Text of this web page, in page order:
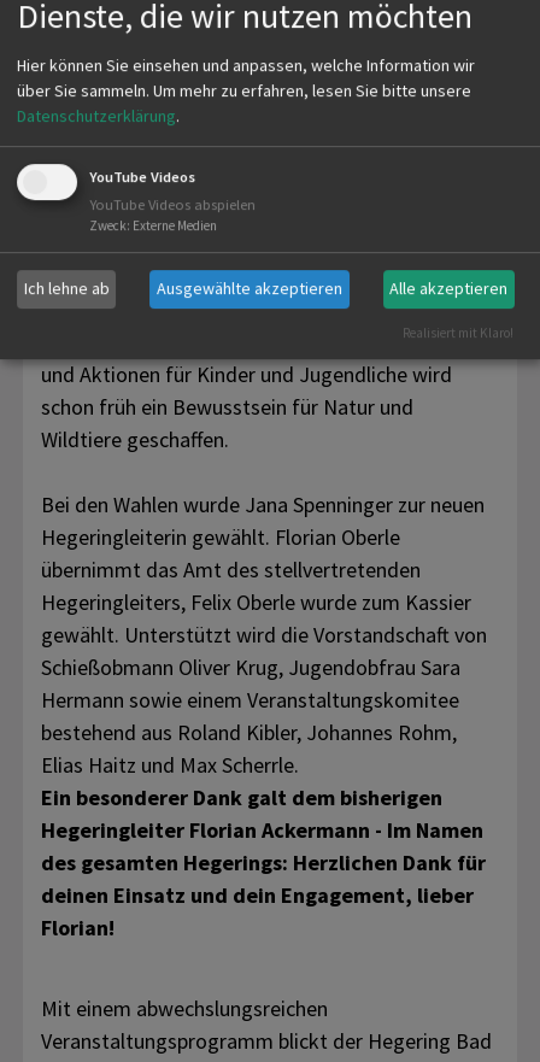
Ein besonderes Anliegen bleibt die Kitzrettung: Mit
großem ehrenamtlichem Einsatz konnten auch im
vergangenen Jahr wieder über 100 Rehkitze auf
den Wiesen rund um Bad Schussenried vor dem
Mähtod bewahrt werden. Dieses Engagement
verdeutlicht die enge Zusammenarbeit von
Jägerschaft und Landwirtschaft in der Region.
Auch die Jugendarbeit hat weiterhin einen hohen
Stellenwert. Mit Waldtagen, Ferienprogrammen
und Aktionen für Kinder und Jugendliche wird
schon früh ein Bewusstsein für Natur und
Wildtiere geschaffen.
Bei den Wahlen wurde Jana Spenninger zur neuen
Hegeringleiterin gewählt. Florian Oberle
übernimmt das Amt des stellvertretenden
Hegeringleiters, Felix Oberle wurde zum Kassier
gewählt. Unterstützt wird die Vorstandschaft von
Schießobmann Oliver Krug, Jugendobfrau Sara
Hermann sowie einem Veranstaltungskomitee
bestehend aus Roland Kibler, Johannes Rohm,
Elias Haitz und Max Scherrle.
Ein besonderer Dank galt dem bisherigen
Hegeringleiter Florian Ackermann - Im Namen
des gesamten Hegerings: Herzlichen Dank für
deinen Einsatz und dein Engagement, lieber
Florian!
Mit einem abwechslungsreichen
Veranstaltungsprogramm blickt der Hegering Bad
Dienste, die wir nutzen möchten
Hier können Sie einsehen und anpassen, welche Information wir
über Sie sammeln. Um mehr zu erfahren, lesen Sie bitte unsere
Datenschutzerklärung.
YouTube Videos
YouTube Videos abspielen
Zweck: Externe Medien
Ich lehne ab Ausgewählte akzeptieren Alle akzeptieren
Realisiert mit Klaro!